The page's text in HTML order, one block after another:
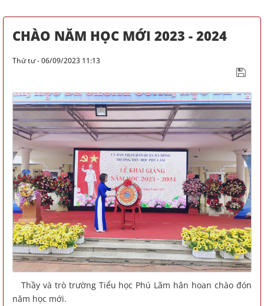
CHÀO NĂM HỌC MỚI 2023 - 2024
Thứ tư - 06/09/2023 11:13
Thầy và trò trường Tiểu học Phú Lãm hân hoan chào đón
năm học mới.